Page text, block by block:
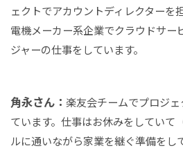
ェクトでアカウントディレクターを
電機メーカー系企業でクラウドサー
ジャーの仕事をしています。
角永さん： 楽友会チームでプロジ
ています。仕事はお休みをしていて
ルに通いながら家業を継ぐ準備をし